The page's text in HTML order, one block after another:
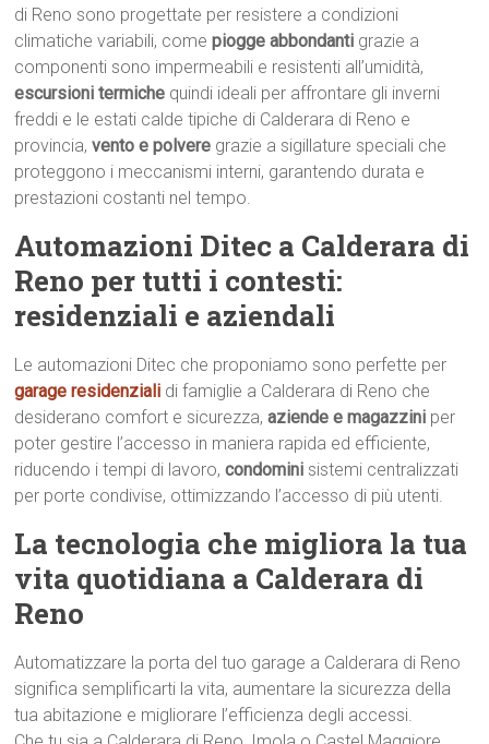
di Reno sono progettate per resistere a condizioni
climatiche variabili, comepiogge abbondanti grazie a
componenti sono impermeabili e resistenti all’umidità,
escursioni termiche quindi ideali per affrontare gli inverni
freddi e le estati calde tipiche di Calderara di Reno e
provincia,vento e polvere grazie a sigillature speciali che
proteggono i meccanismi interni, garantendo durata e
prestazioni costanti nel tempo.
Automazioni Ditec a Calderara di
Reno per tutti i contesti:
residenziali e aziendali
Le automazioni Ditec che proponiamo sono perfette per
garage residenziali di famiglie a Calderara di Reno che
desiderano comfort e sicurezza,aziende e magazzini per
poter gestire l’accesso in maniera rapida ed efficiente,
riducendo i tempi di lavoro,condomini sistemi centralizzati
per porte condivise, ottimizzando l’accesso di più utenti.
La tecnologia che migliora la tua
vita quotidiana a Calderara di
Reno
Automatizzare la porta del tuo garage a Calderara di Reno
significa semplificarti la vita, aumentare la sicurezza della
tua abitazione e migliorare l’efficienza degli accessi.